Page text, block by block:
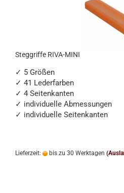
Steggriffe RIVA-MINI
✓ 5 Größen
✓ 41 Lederfarben
✓ 4 Seitenkanten
✓ individuelle Abmessungen
✓ individuelle Seitenkanten
Lieferzeit: bis zu 30 Werktagen